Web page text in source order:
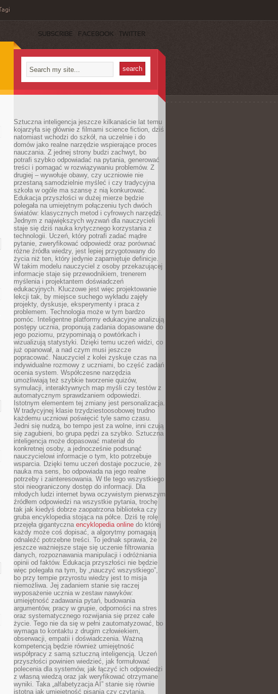
Tagi
SUBSCRIBE FACEBOOK TWITTER
Sztuczna inteligencja jeszcze kilkanaście lat temu
kojarzyła się głównie z filmami science fiction, dziś
natomiast wchodzi do szkół, na uczelnie i do
domów jako realne narzędzie wspierające proces
nauczania. Z jednej strony budzi zachwyt, bo
potrafi szybko odpowiadać na pytania, generować
treści i pomagać w rozwiązywaniu problemów. Z
drugiej – wywołuje obawy, czy uczniowie nie
przestaną samodzielnie myśleć i czy tradycyjna
szkoła w ogóle ma szansę z nią konkurować.
Edukacja przyszłości w dużej mierze będzie
polegała na umiejętnym połączeniu tych dwóch
światów: klasycznych metod i cyfrowych narzędzi.
Jednym z największych wyzwań dla nauczycieli
staje się dziś nauka krytycznego korzystania z
technologii. Uczeń, który potrafi zadać mądre
pytanie, zweryfikować odpowiedź oraz porównać
różne źródła wiedzy, jest lepiej przygotowany do
życia niż ten, który jedynie zapamiętuje definicje.
W takim modelu nauczyciel z osoby przekazującej
informacje staje się przewodnikiem, trenerem
myślenia i projektantem doświadczeń
edukacyjnych. Kluczowe jest więc projektowanie
lekcji tak, by miejsce suchego wykładu zajęły
projekty, dyskusje, eksperymenty i praca z
problemem. Technologia może w tym bardzo
pomóc. Inteligentne platformy edukacyjne analizują
postępy ucznia, proponują zadania dopasowane do
jego poziomu, przypominają o powtórkach i
wizualizują statystyki. Dzięki temu uczeń widzi, co
już opanował, a nad czym musi jeszcze
popracować. Nauczyciel z kolei zyskuje czas na
indywidualne rozmowy z uczniami, bo część zadań
ocenia system. Współczesne narzędzia
umożliwiają też szybkie tworzenie quizów,
symulacji, interaktywnych map myśli czy testów z
automatycznym sprawdzaniem odpowiedzi.
Istotnym elementem tej zmiany jest personalizacja.
W tradycyjnej klasie trzydziestoosobowej trudno
każdemu uczniowi poświęcić tyle samo czasu.
Jedni się nudzą, bo tempo jest za wolne, inni czują
się zagubieni, bo grupa pędzi za szybko. Sztuczna
inteligencja może dopasować materiał do
konkretnej osoby, a jednocześnie podsunąć
nauczycielowi informacje o tym, kto potrzebuje
wsparcia. Dzięki temu uczeń dostaje poczucie, że
nauka ma sens, bo odpowiada na jego realne
potrzeby i zainteresowania. W tle tego wszystkiego
stoi nieograniczony dostęp do informacji. Dla
młodych ludzi internet bywa oczywistym pierwszym
źródłem odpowiedzi na wszystkie pytania, trochę
tak jak kiedyś dobrze zaopatrzona biblioteka czy
gruba encyklopedia stojąca na półce. Dziś tę rolę
przejęła gigantyczna encyklopedia online do której
każdy może coś dopisać, a algorytmy pomagają
odnaleźć potrzebne treści. To jednak sprawia, że
jeszcze ważniejsze staje się uczenie filtrowania
danych, rozpoznawania manipulacji i odróżniania
opinii od faktów. Edukacja przyszłości nie będzie
więc polegała na tym, by „nauczyć wszystkiego”,
bo przy tempie przyrostu wiedzy jest to misja
niemożliwa. Jej zadaniem stanie się raczej
wyposażenie ucznia w zestaw nawyków:
umiejętność zadawania pytań, budowania
argumentów, pracy w grupie, odporności na stres
oraz systematycznego rozwijania się przez całe
życie. Tego nie da się w pełni zautomatyzować, bo
wymaga to kontaktu z drugim człowiekiem,
obserwacji, empatii i doświadczenia. Ważną
kompetencją będzie również umiejętność
współpracy z samą sztuczną inteligencją. Uczeń
przyszłości powinien wiedzieć, jak formułować
polecenia dla systemów, jak łączyć ich odpowiedzi
z własną wiedzą oraz jak weryfikować otrzymane
wyniki. Taka „alfabetyzacja AI” stanie się równie
istotna jak umiejętność pisania czy czytania.